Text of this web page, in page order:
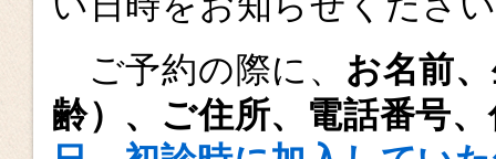
ご予約の際に、 お名前
齢）、ご住所、電話番号